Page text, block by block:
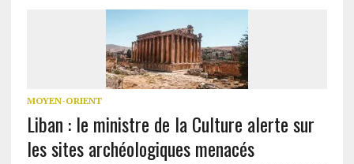
MOYEN-ORIENT
Liban : le ministre de la Culture alerte sur
les sites archéologiques menacés